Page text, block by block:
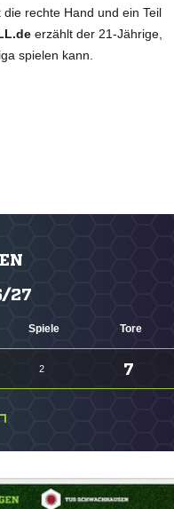
rechte Hand und ein Teil
erzählt der 21-Jährige,
spielen kann.
27
Spiele Tore
2 7